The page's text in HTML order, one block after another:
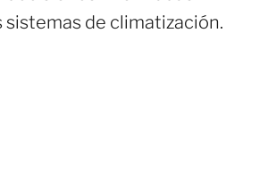
sistemas de climatización.